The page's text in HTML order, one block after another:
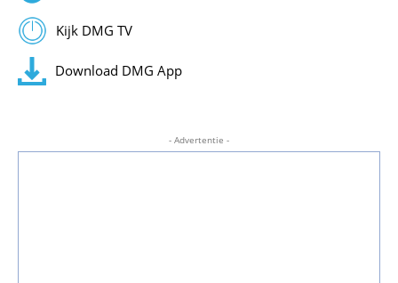
Kijk DMG TV
Download DMG App
- Advertentie -